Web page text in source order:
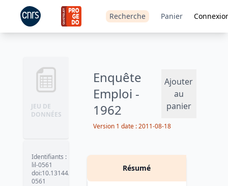
Recherche Panier
JEU DE
DONNÉES
Enquête
Emploi -
1962
Ajouter
au
panier
Version 1 date :2011-08-18
Identifiants :
lil-0561
doi:10.13144/lil-
0561
Résumé